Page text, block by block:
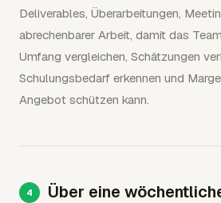
Deliverables, Überarbeitungen,
abrechenbarer Arbeit, damit das
Umfang vergleichen, Schätzungen
Schulungsbedarf erkennen und
Angebot schützen kann.
Über eine